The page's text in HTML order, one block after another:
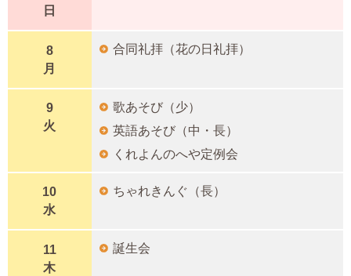
日
8
月
合同礼拝（花の日礼拝）
9
火
歌あそび（少）
英語あそび（中・長）
くれよんのへや定例会
10
水
ちゃれきんぐ（長）
11
木
誕生会